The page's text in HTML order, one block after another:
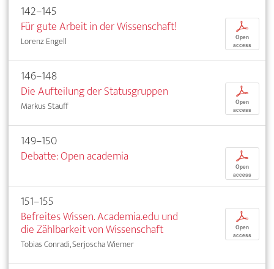
142–145
Für gute Arbeit in der Wissenschaft!
Lorenz Engell
p
Open
access
146–148
Die Aufteilung der Statusgruppen
Markus Stauff
p
Open
access
149–150
Debatte: Open academia
p
Open
access
151–155
Befreites Wissen. Academia.edu und
die Zählbarkeit von Wissenschaft
Tobias Conradi, Serjoscha Wiemer
p
Open
access